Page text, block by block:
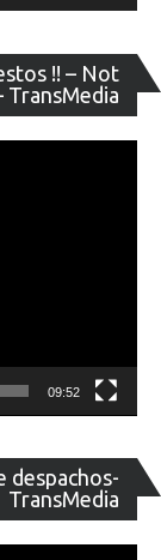
!! – Not
TransMedia
de
09:52
despachos-
TransMedia
de